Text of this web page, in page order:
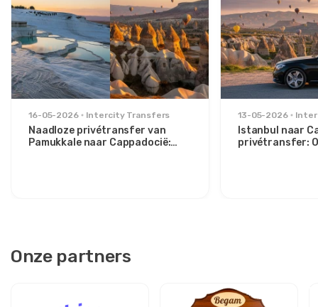
16-05-2026 Intercity Transfers
Naadloze privétransfer van
Pamukkale naar Cappadocië:
13-05-2026
Istanbul naar
privétransfer:
Onze partners